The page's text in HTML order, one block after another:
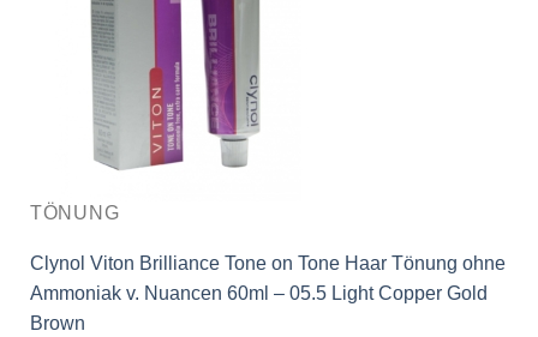
TÖNUNG
Clynol Viton Brilliance Tone on Tone Haar Tönung ohne
Ammoniak v. Nuancen 60ml – 05.5 Light Copper Gold
Brown